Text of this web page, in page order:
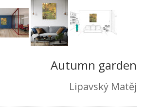
Autumn garden
Lipavský Matěj